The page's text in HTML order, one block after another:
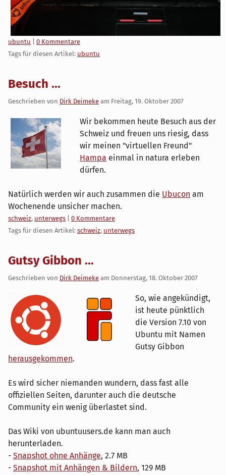
Kategorien:
ubuntu
0 Kommentare
Tags für diesen Artikel: ubuntu
Besuch ...
Geschrieben von Dirk Deimeke am Freitag, 19. Oktober 2007
Wir bekommen heute Besuch aus der
Schweiz und freuen uns riesig, dass
wir meinen "virtuellen Freund"
Hampa einmal in natura erleben
dürfen.
Natürlich werden wir auch zusammen die Ubucon am
Wochenende unsicher machen.
Kategorien:
schweiz, unterwegs
0 Kommentare
Tags für diesen Artikel: schweiz, unterwegs
Gutsy Gibbon ...
Geschrieben von Dirk Deimeke am Donnerstag, 18. Oktober 2007
So, wie angekündigt,
ist heute pünktlich
die Version 7.10 von
Ubuntu mit Namen
Gutsy Gibbon
herausgekommen.
Es wird sicher niemanden wundern, dass fast alle
offiziellen Seiten, darunter auch die deutsche
Community ein wenig überlastet sind.
Das Wiki von ubuntuusers.de kann man auch
herunterladen.
- Snapshot ohne Anhänge, 2.7 MB
- Snapshot mit Anhängen & Bildern, 129 MB